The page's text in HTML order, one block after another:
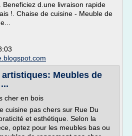
Beneficiez d.une livraison rapide
!. Chaise de cuisine - Meuble de
Meubles de
cher en bois
cuisine pas chers sur Rue Du
et esthétique. Selon la
optez pour les meubles bas ou